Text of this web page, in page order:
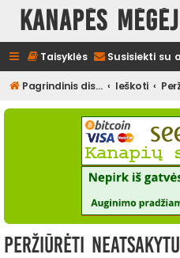
Kanapės
Taisyklės Susisiekti su
Pagrindinis diskusijų puslapis Ieškoti
Peržiūrėti